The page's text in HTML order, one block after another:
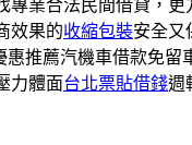
專業合法民間借貸，
效果的收縮包裝安全又
推薦汽機車借款免留
力體面台北票貼借錢週